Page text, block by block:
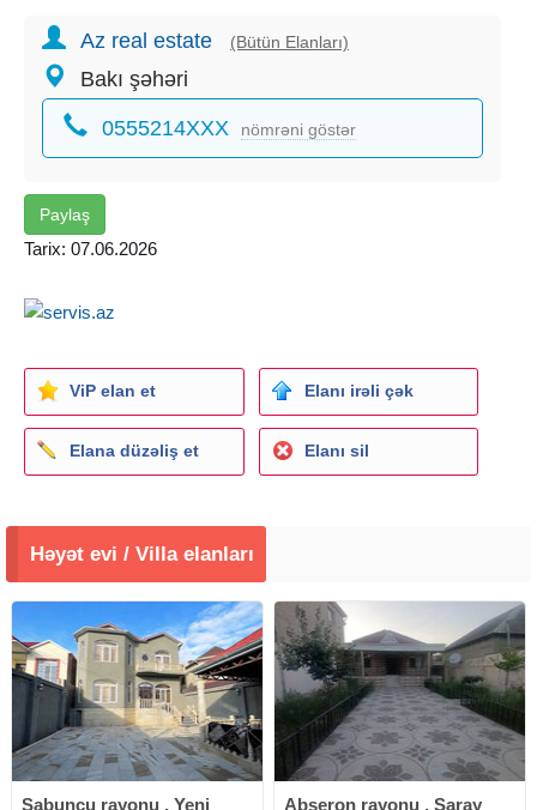
Az real estate (Bütün Elanları)
Bakı şəhəri
0555214XXX nömrəni göstər
Paylaş
Tarix: 07.06.2026
ViP elan et Elanı irəli çək
Elana düzəliş et Elanı sil
Həyət evi / Villa elanları
Sabunçu rayonu , Yeni Abşeron rayonu , Saray